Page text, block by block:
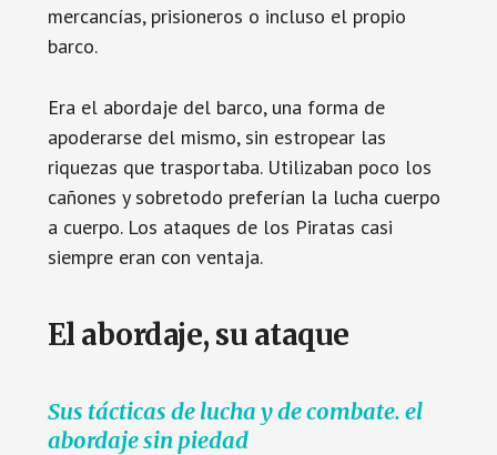
mercancías, prisioneros o incluso el propio
barco.
Era el abordaje del barco, una forma de
apoderarse del mismo, sin estropear las
riquezas que trasportaba. Utilizaban poco los
cañones y sobretodo preferían la lucha cuerpo
a cuerpo. Los ataques de los Piratas casi
siempre eran con ventaja.
El abordaje, su ataque
Sus tácticas de lucha y de combate. el
abordaje sin piedad